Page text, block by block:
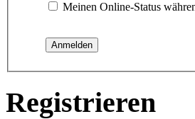
Meinen Online-Status
Registrieren